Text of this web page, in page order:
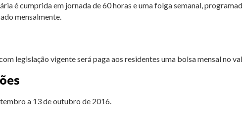
é cumprida em jornada de 60 horas e uma folga semanal,
mensalmente.
legislação vigente será paga aos residentes uma bolsa mensal no
a 13 de outubro de 2016.